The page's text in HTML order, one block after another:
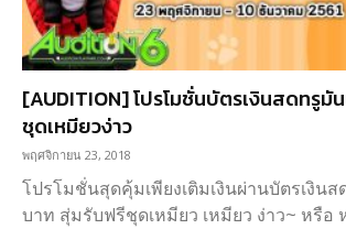
[AUDITION] โปรโมชั่นบัตรเงินสดทรูมั
ชุดเหมียวง่าว
พฤศจิกายน 23, 2018
โปรโมชั่นสุดคุ้มเพียงเติมเงินผ่านบัตรเงิน
บาท สุ่มรับฟรีชุดเหมียว เหมียว ง่าว~ หรือ